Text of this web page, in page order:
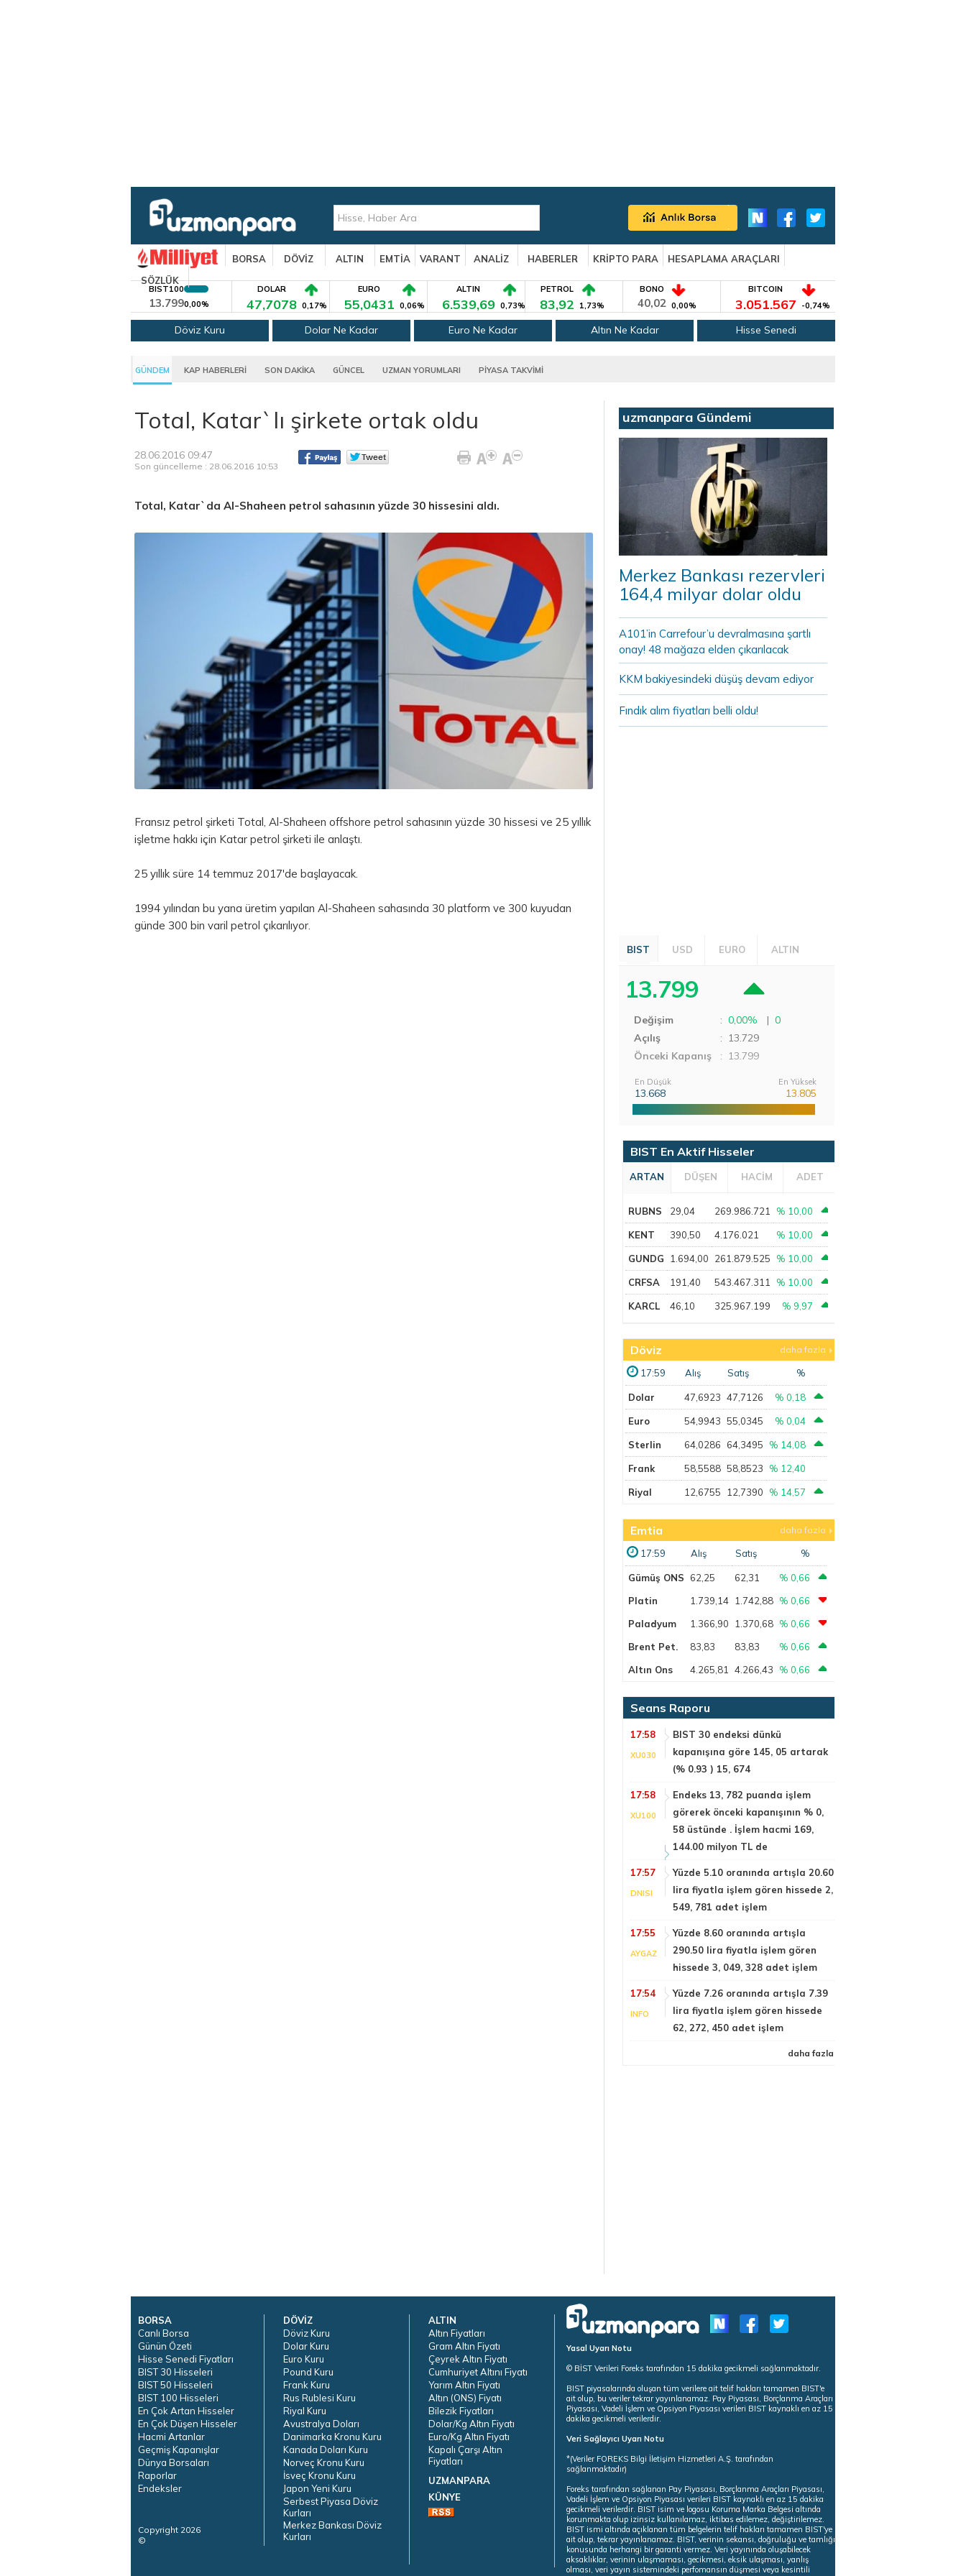
BORSA DÖVİZ ALTIN EMTİA VARANT ANALİZ HABERLER KRİPTO PARA
HESAPLAMA ARAÇLARI
SÖZLÜK
BIST100
13.7990,00%
DOLAR
47,7078 0,17%
EURO
55,0431 0,06%
ALTIN
6.539,69 0,73%
PETROL
83,92 1,73%
BONO
40,02 0,00%
BITCOIN
3.051.567 -0,74%
Döviz Kuru Dolar Ne Kadar Euro Ne Kadar Altın Ne Kadar Hisse Senedi
GÜNDEM KAP HABERLERİ SON DAKİKA GÜNCEL UZMAN YORUMLARI PİYASA TAKVİMİ
Total, Katar`lı şirkete ortak oldu
28.06.2016 09:47
Son güncelleme : 28.06.2016 10:53
Total, Katar`da Al-Shaheen petrol sahasının yüzde 30 hissesini aldı.
Fransız petrol şirketi Total, Al-Shaheen offshore petrol sahasının yüzde 30 hissesi ve 25 yıllık
işletme hakkı için Katar petrol şirketi ile anlaştı.
25 yıllık süre 14 temmuz 2017'de başlayacak.
1994 yılından bu yana üretim yapılan Al-Shaheen sahasında 30 platform ve 300 kuyudan
günde 300 bin varil petrol çıkarılıyor.
uzmanpara Gündemi
Merkez Bankası rezervleri
164,4 milyar dolar oldu
A101’in Carrefour’u devralmasına şartlı
onay! 48 mağaza elden çıkarılacak
KKM bakiyesindeki düşüş devam ediyor
Fındık alım fiyatları belli oldu!
BIST USD EURO ALTIN
13.799
Değişim : 0,00% | 0
Açılış
: 13.729
Önceki Kapanış
: 13.799
En Düşük
13.668
En Yüksek
13.805
BIST En Aktif Hisseler
ARTAN DÜŞEN HACİM ADET
RUBNS 29,04 269.986.721 % 10,00
KENT 390,50 4.176.021 % 10,00
GUNDG 1.694,00 261.879.525 % 10,00
CRFSA 191,40 543.467.311 % 10,00
KARCL 46,10 325.967.199 % 9,97
Döviz daha fazla
17:59 Alış Satış %
Dolar 47,6923 47,7126 % 0,18
Euro 54,9943 55,0345 % 0,04
Sterlin 64,0286 64,3495 % 14,08
Frank 58,5588 58,8523 % 12,40
Riyal 12,6755 12,7390 % 14,57
Emtia daha fazla
17:59 Alış Satış %
Gümüş ONS 62,25 62,31
% 0,66
Platin
1.739,14 1.742,88 % 0,66
Paladyum
1.366,90 1.370,68 % 0,66
Brent Pet.
83,83 83,83
% 0,66
Altın Ons
4.265,81 4.266,43 % 0,66
Seans Raporu
17:58
XU030
BIST 30 endeksi dünkü
kapanışına göre 145, 05 artarak
(% 0.93 ) 15, 674
17:58
XU100
Endeks 13, 782 puanda işlem
görerek önceki kapanışının % 0,
58 üstünde . İşlem hacmi 169,
144.00 milyon TL de
17:57
DNISI
Yüzde 5.10 oranında artışla 20.60
lira fiyatla işlem gören hissede 2,
549, 781 adet işlem
17:55
AYGAZ
Yüzde 8.60 oranında artışla
290.50 lira fiyatla işlem gören
hissede 3, 049, 328 adet işlem
17:54
INFO
Yüzde 7.26 oranında artışla 7.39
lira fiyatla işlem gören hissede
62, 272, 450 adet işlem
daha fazla
BORSA
Canlı Borsa
Günün Özeti
Hisse Senedi Fiyatları
BIST 30 Hisseleri
BIST 50 Hisseleri
BIST 100 Hisseleri
En Çok Artan Hisseler
En Çok Düşen Hisseler
Hacmi Artanlar
Geçmiş Kapanışlar
Dünya Borsaları
Raporlar
Endeksler
Copyright 2026
©
DÖVİZ
Döviz Kuru
Dolar Kuru
Euro Kuru
Pound Kuru
Frank Kuru
Rus Rublesi Kuru
Riyal Kuru
Avustralya Doları
Danimarka Kronu Kuru
Kanada Doları Kuru
Norveç Kronu Kuru
İsveç Kronu Kuru
Japon Yeni Kuru
Serbest Piyasa Döviz
Kurları
Merkez Bankası Döviz
Kurları
ALTIN
Altın Fiyatları
Gram Altın Fiyatı
Çeyrek Altın Fiyatı
Cumhuriyet Altını Fiyatı
Yarım Altın Fiyatı
Altın (ONS) Fiyatı
Bilezik Fiyatları
Dolar/Kg Altın Fiyatı
Euro/Kg Altın Fiyatı
Kapalı Çarşı Altın
Fiyatları
UZMANPARA
KÜNYE
Yasal Uyarı Notu
© BİST Verileri Foreks tarafından 15 dakika gecikmeli sağlanmaktadır.
BIST piyasalarında oluşan tüm verilere ait telif hakları tamamen BIST'e
ait olup, bu veriler tekrar yayınlanamaz. Pay Piyasası, Borçlanma Araçları
Piyasası, Vadeli İşlem ve Opsiyon Piyasası verileri BIST kaynaklı en az 15
dakika gecikmeli verilerdir.
Veri Sağlayıcı Uyarı Notu
*(Veriler FOREKS Bilgi İletişim Hizmetleri A.Ş. tarafından
sağlanmaktadır)
Foreks tarafından sağlanan Pay Piyasası, Borçlanma Araçları Piyasası,
Vadeli İşlem ve Opsiyon Piyasası verileri BIST kaynaklı en az 15 dakika
gecikmeli verilerdir. BIST isim ve logosu Koruma Marka Belgesi altında
korunmakta olup izinsiz kullanılamaz, iktibas edilemez, değiştirilemez.
BIST ismi altında açıklanan tüm belgelerin telif hakları tamamen BIST'ye
ait olup, tekrar yayınlanamaz. BIST, verinin sekansı, doğruluğu ve tamlığı
konusunda herhangi bir garanti vermez. Veri yayınında oluşabilecek
aksaklıklar, verinin ulaşmaması, gecikmesi, eksik ulaşması, yanlış
olması, veri yayın sistemindeki perfomansın düşmesi veya kesintili